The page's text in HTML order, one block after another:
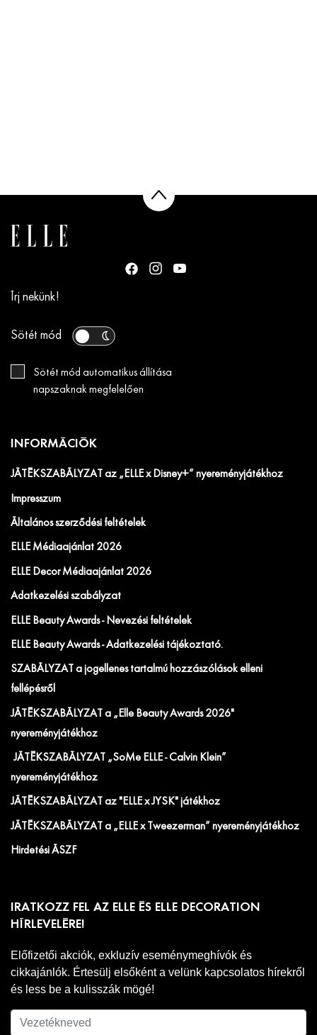
Írj nekünk!
Sötét mód
Sötét mód automatikus állítása
napszaknak megfelelően
INFORMÁCIÓK
JÁTÉKSZABÁLYZAT az „ELLE x Disney+” nyereményjátékhoz
Impresszum
Általános szerződési feltételek
ELLE Médiaajánlat 2026
ELLE Decor Médiaajánlat 2026
Adatkezelési szabályzat
ELLE Beauty Awards - Nevezési feltételek
ELLE Beauty Awards - Adatkezelési tájékoztató.
SZABÁLYZAT a jogellenes tartalmú hozzászólások elleni
fellépésről
JÁTÉKSZABÁLYZAT a „Elle Beauty Awards 2026"
nyereményjátékhoz
JÁTÉKSZABÁLYZAT „SoMe ELLE - Calvin Klein”
nyereményjátékhoz
JÁTÉKSZABÁLYZAT az "ELLE x JYSK" játékhoz
JÁTÉKSZABÁLYZAT a „ELLE x Tweezerman” nyereményjátékhoz
Hirdetési ÁSZF
IRATKOZZ FEL AZ ELLE ÉS ELLE DECORATION
HÍRLEVELÉRE!
Előfizetői akciók, exkluzív eseménymeghívók és
cikkajánlók. Értesülj elsőként a velünk kapcsolatos hírekről
és less be a kulisszák mögé!